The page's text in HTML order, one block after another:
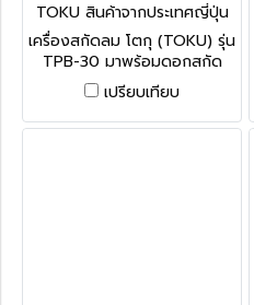
TOKU สินค้าจากประเทศญี่ปุ่น
TPB-30
เครื่องสกัดลม โตกุ (TOKU) รุ่น
TPB-30 มาพร้อมดอกสกัด
แหลมยาว 18 นิ้ว สำหรับงาน
หนักที่คอนกรีตมีความแข็งสูง มี
สลักล๊อกดอกสกัด ทำให้เปลี่ยน
เปรียบเทียบ